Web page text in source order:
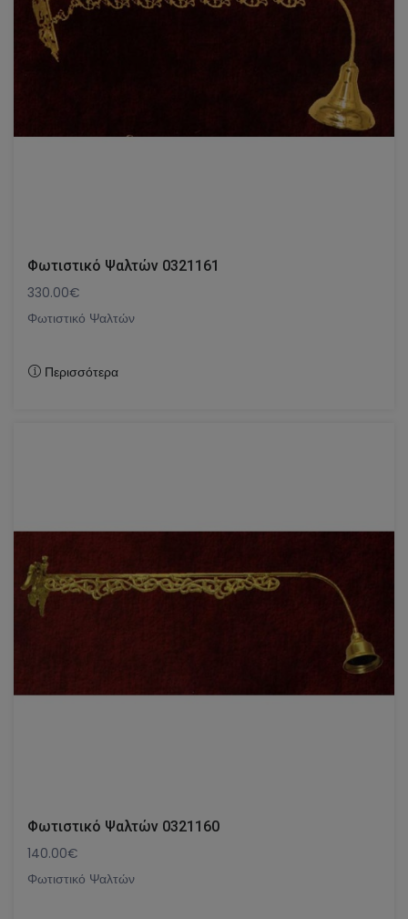
Φωτιστικό Ψαλτών 0321161
330.00€
Φωτιστικό Ψαλτών
Περισσότερα
Φωτιστικό Ψαλτών 0321160
140.00€
Φωτιστικό Ψαλτών